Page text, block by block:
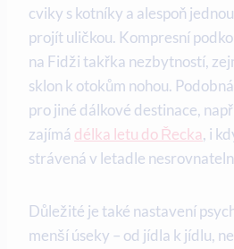
cviky s kotníky a alespoň
projít uličkou. Kompresní
na Fidži takřka nezbytností,
sklon k otokům nohou.
pro jiné dálkové destinace,
zajímá délka letu do Řecka, i
strávená v letadle
Důležité je také nastavení
menší úseky – od jídla k jídlu,